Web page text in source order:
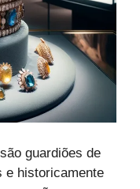
guardiões de
e historicamente